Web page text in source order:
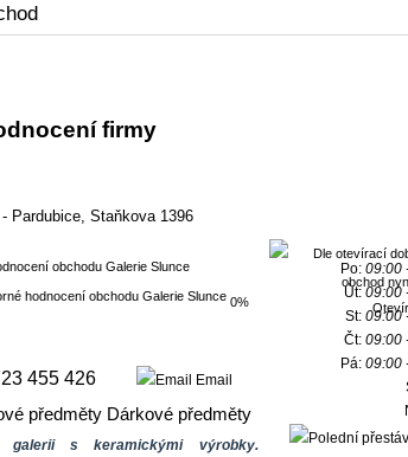
firmy
- Pardubice,Staňkova 1396
0%
455 426 Email
Dárkové předměty
galerii s keramickými výrobky.
Po: 09:00
Út: 09:00
St: 09:00
Čt: 09:00
Pá: 09:00